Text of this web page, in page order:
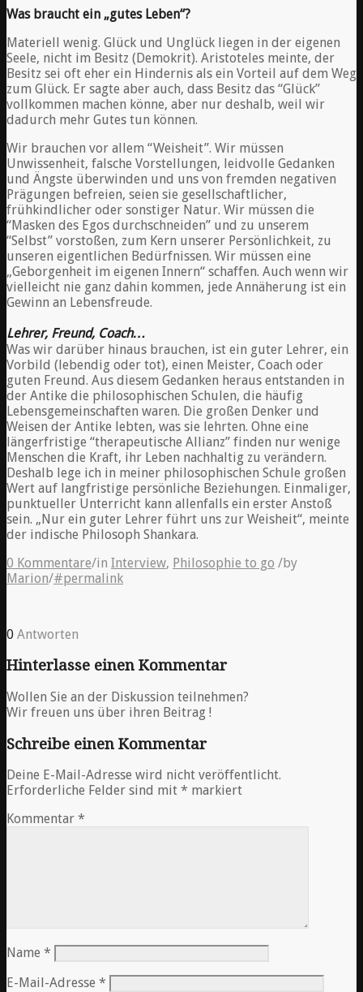
Was braucht ein „gutes Leben“?
Materiell wenig. Glück und Unglück liegen in der eigenen
Seele, nicht im Besitz (Demokrit). Aristoteles meinte, der
Besitz sei oft eher ein Hindernis als ein Vorteil auf dem Weg
zum Glück. Er sagte aber auch, dass Besitz das “Glück”
vollkommen machen könne, aber nur deshalb, weil wir
dadurch mehr Gutes tun können.
Wir brauchen vor allem “Weisheit”. Wir müssen
Unwissenheit, falsche Vorstellungen, leidvolle Gedanken
und Ängste überwinden und uns von fremden negativen
Prägungen befreien, seien sie gesellschaftlicher,
frühkindlicher oder sonstiger Natur. Wir müssen die
“Masken des Egos durchschneiden” und zu unserem
“Selbst” vorstoßen, zum Kern unserer Persönlichkeit, zu
unseren eigentlichen Bedürfnissen. Wir müssen eine
„Geborgenheit im eigenen Innern“ schaffen. Auch wenn wir
vielleicht nie ganz dahin kommen, jede Annäherung ist ein
Gewinn an Lebensfreude.
Lehrer, Freund, Coach…
Was wir darüber hinaus brauchen, ist ein guter Lehrer, ein
Vorbild (lebendig oder tot), einen Meister, Coach oder
guten Freund. Aus diesem Gedanken heraus entstanden in
der Antike die philosophischen Schulen, die häufig
Lebensgemeinschaften waren. Die großen Denker und
Weisen der Antike lebten, was sie lehrten. Ohne eine
längerfristige “therapeutische Allianz” finden nur wenige
Menschen die Kraft, ihr Leben nachhaltig zu verändern.
Deshalb lege ich in meiner philosophischen Schule großen
Wert auf langfristige persönliche Beziehungen. Einmaliger,
punktueller Unterricht kann allenfalls ein erster Anstoß
sein. „Nur ein guter Lehrer führt uns zur Weisheit“, meinte
der indische Philosoph Shankara.
0 Kommentare/in Interview, Philosophie to go /by
Marion/#permalink
0 Antworten
Hinterlasse einen Kommentar
Wollen Sie an der Diskussion teilnehmen?
Wir freuen uns über ihren Beitrag !
Schreibe einen Kommentar
Deine E-Mail-Adresse wird nicht veröffentlicht.
Erforderliche Felder sind mit * markiert
Kommentar *
Name *
E-Mail-Adresse *